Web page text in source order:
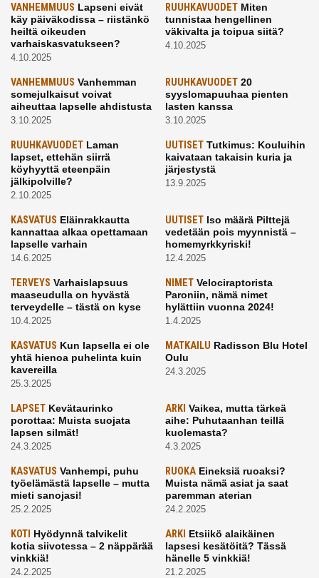
VANHEMMUUS Lapseni eivät
käy päiväkodissa – riistänkö
heiltä oikeuden
varhaiskasvatukseen?
4.10.2025
RUUHKAVUODETMiten
tunnistaa hengellinen
väkivalta ja toipua siitä?
4.10.2025
VANHEMMUUS Vanhemman
somejulkaisut voivat
aiheuttaa lapselle ahdistusta
3.10.2025
RUUHKAVUODET20
syyslomapuuhaa pienten
lasten kanssa
3.10.2025
RUUHKAVUODET Laman
lapset, ettehän siirrä
köyhyyttä eteenpäin
jälkipolville?
2.10.2025
UUTISETTutkimus: Kouluihin
kaivataan takaisin kuria ja
järjestystä
13.9.2025
KASVATUS Eläinrakkautta
kannattaa alkaa opettamaan
lapselle varhain
14.6.2025
UUTISETIso määrä Pilttejä
vedetään pois myynnistä –
homemyrkkyriski!
12.4.2025
TERVEYS Varhaislapsuus
maaseudulla on hyvästä
terveydelle – tästä on kyse
10.4.2025
NIMETVelociraptorista
Paroniin, nämä nimet
hylättiin vuonna 2024!
1.4.2025
KASVATUS Kun lapsella ei ole
yhtä hienoa puhelinta kuin
kavereilla
25.3.2025
MATKAILU Radisson Blu Hotel
Oulu
24.3.2025
LAPSET Kevätaurinko
porottaa: Muista suojata
lapsen silmät!
24.3.2025
ARKI Vaikea, mutta tärkeä
aihe: Puhutaanhan teillä
kuolemasta?
4.3.2025
KASVATUS Vanhempi, puhu
työelämästä lapselle – mutta
mieti sanojasi!
25.2.2025
RUOKAEineksiä ruoaksi?
Muista nämä asiat ja saat
paremman aterian
24.2.2025
KOTI Hyödynnä talvikelit
kotia siivotessa – 2 näppärää
vinkkiä!
24.2.2025
ARKI Etsiikö alaikäinen
lapsesi kesätöitä? Tässä
hänelle 5 vinkkiä!
21.2.2025